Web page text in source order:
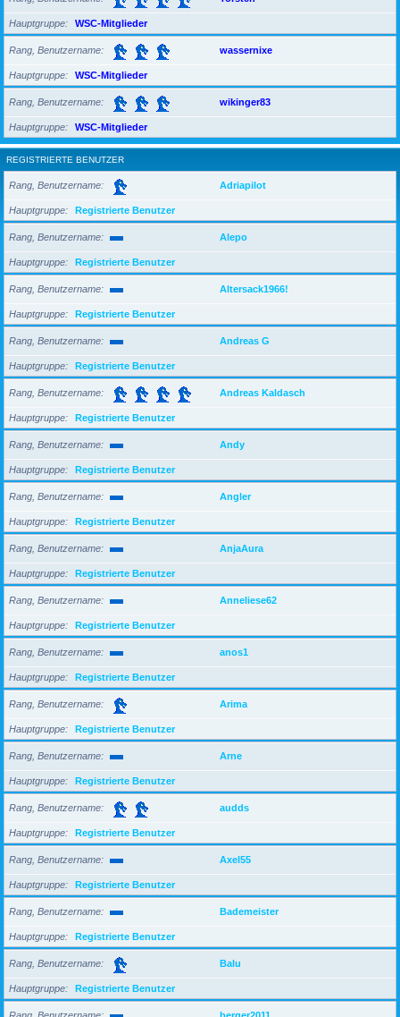
Hauptgruppe WSC-Mitglieder
Rang, Benutzername wassernixe
Hauptgruppe WSC-Mitglieder
Rang, Benutzername wikinger83
Hauptgruppe WSC-Mitglieder
REGISTRIERTE BENUTZER
Rang, Benutzername Adriapilot
Hauptgruppe Registrierte Benutzer
Rang, Benutzername Alepo
Hauptgruppe Registrierte Benutzer
Rang, Benutzername Altersack1966!
Hauptgruppe Registrierte Benutzer
Rang, Benutzername Andreas G
Hauptgruppe Registrierte Benutzer
Rang, Benutzername Andreas Kaldasch
Hauptgruppe Registrierte Benutzer
Rang, Benutzername Andy
Hauptgruppe Registrierte Benutzer
Rang, Benutzername Angler
Hauptgruppe Registrierte Benutzer
Rang, Benutzername AnjaAura
Hauptgruppe Registrierte Benutzer
Rang, Benutzername Anneliese62
Hauptgruppe Registrierte Benutzer
Rang, Benutzername anos1
Hauptgruppe Registrierte Benutzer
Rang, Benutzername Arima
Hauptgruppe Registrierte Benutzer
Rang, Benutzername Arne
Hauptgruppe Registrierte Benutzer
Rang, Benutzername audds
Hauptgruppe Registrierte Benutzer
Rang, Benutzername Axel55
Hauptgruppe Registrierte Benutzer
Rang, Benutzername Bademeister
Hauptgruppe Registrierte Benutzer
Rang, Benutzername Balu
Hauptgruppe Registrierte Benutzer